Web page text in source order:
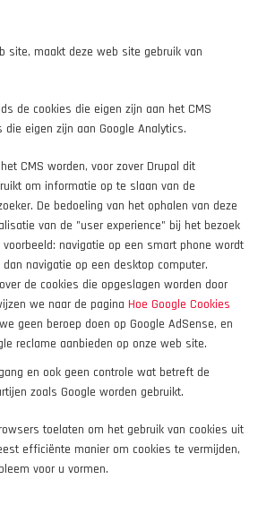
site, maakt deze web site gebruik van
de cookies die eigen zijn aan het CMS
die eigen zijn aan Google Analytics.
CMS worden, voor zover Drupal dit
om informatie op te slaan van de
De bedoeling van het ophalen van deze
van de "user experience" bij het bezoek
navigatie op een smart phone wordt
navigatie op een desktop computer.
de cookies die opgeslagen worden door
we naar de pagina Hoe Google Cookies
geen beroep doen op Google AdSense, en
reclame aanbieden op onze web site.
en ook geen controle wat betreft de
zoals Google worden gebruikt.
toelaten om het gebruik van cookies uit
efficiënte manier om cookies te vermijden,
voor u vormen.